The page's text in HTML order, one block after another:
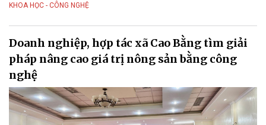
KHOA HỌC - CÔNG NGHỆ
Doanh nghiệp, hợp tác xã Cao Bằng tìm giải
pháp nâng cao giá trị nông sản bằng công
nghệ